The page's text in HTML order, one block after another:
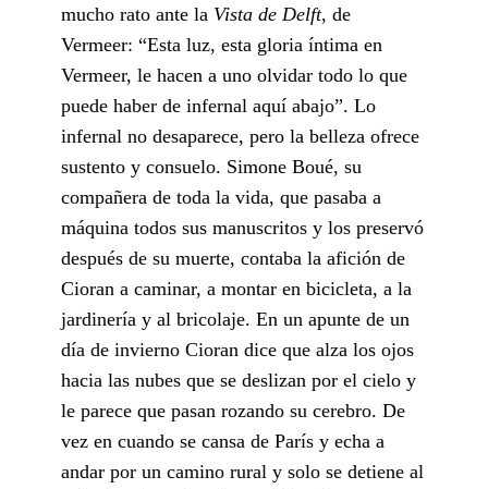
mucho rato ante la Vista de Delft, de
Vermeer: “Esta luz, esta gloria íntima en
Vermeer, le hacen a uno olvidar todo lo que
puede haber de infernal aquí abajo”. Lo
infernal no desaparece, pero la belleza ofrece
sustento y consuelo. Simone Boué, su
compañera de toda la vida, que pasaba a
máquina todos sus manuscritos y los preservó
después de su muerte, contaba la afición de
Cioran a caminar, a montar en bicicleta, a la
jardinería y al bricolaje. En un apunte de un
día de invierno Cioran dice que alza los ojos
hacia las nubes que se deslizan por el cielo y
le parece que pasan rozando su cerebro. De
vez en cuando se cansa de París y echa a
andar por un camino rural y solo se detiene al